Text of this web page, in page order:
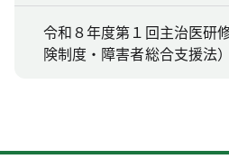
令和８年度第１回主治医研
険制度・障害者総合支援法